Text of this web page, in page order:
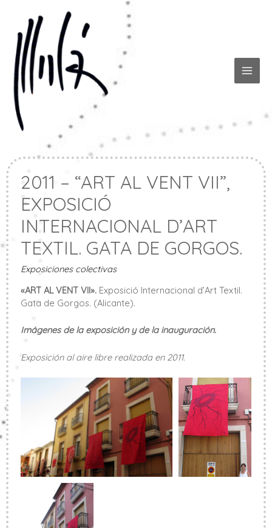
contenido
2011 – “ART AL VENT VII”,
EXPOSICIÓ
INTERNACIONAL D’ART
TEXTIL. GATA DE GORGOS.
Exposiciones colectivas
«ART AL VENT VII».Exposició Internacional d’Art Textil.
Gata de Gorgos. (Alicante).
Imágenes de la exposición y de la inauguración.
Exposición al aire libre realizada en 2011.